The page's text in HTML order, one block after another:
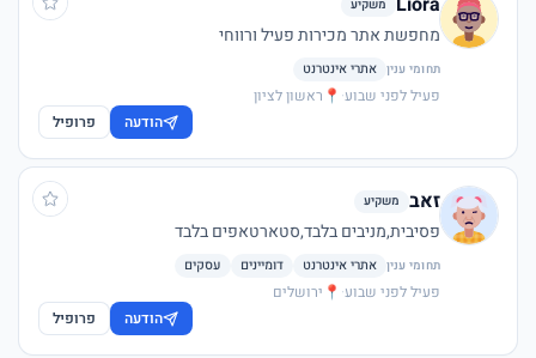
משקיע
מחפשת אתר מכירות פעיל ורווחי
תחומי ענין אתרי אינטרנט
פעיל לפני שבוע·
📍 ראשון לציון
הודעה
פרופיל
זאב משקיע
פסיבית,מניבים בלבד,סטארטאפים בלבד
תחומי ענין אתרי אינטרנט דומיינים עסקים
פעיל לפני שבוע·
📍 ירושלים
הודעה
פרופיל